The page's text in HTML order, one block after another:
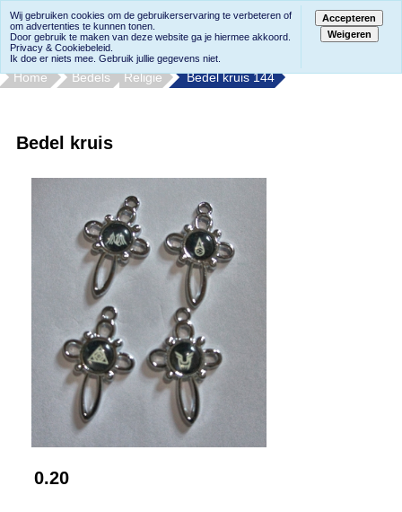
Home Bedels Religie Bedel kruis 144
Bedel kruis
0.20
Wij gebruiken cookies om de gebruikerservaring te verbeteren of
om advertenties te kunnen tonen.
Door gebruik te maken van deze website ga je hiermee akkoord.
Privacy & Cookiebeleid.
Ik doe er niets mee. Gebruik jullie gegevens niet.
Accepteren
Weigeren